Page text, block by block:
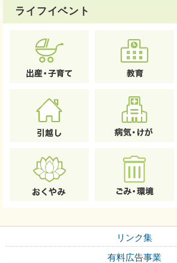
ライフイベント
リンク集
有料広告事業